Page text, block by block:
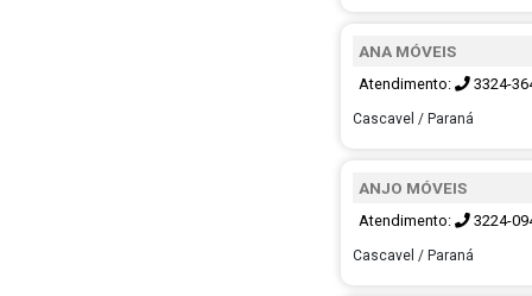
ANA MÓVEIS
Atendimento: 3324-
Cascavel / Paraná
ANJO MÓVEIS
Atendimento: 3224-
Cascavel / Paraná